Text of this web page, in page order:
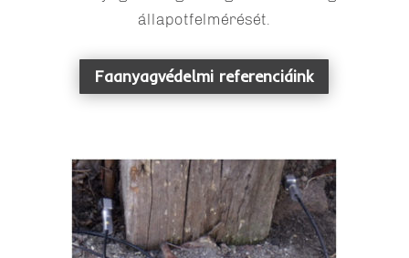
állapotfelmérését.
Faanyagvédelmi referenciáink